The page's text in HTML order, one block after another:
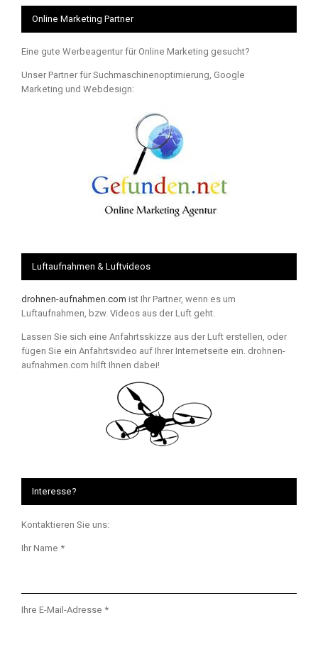
Online Marketing Partner
Eine gute Werbeagentur für Online Marketing gesucht?
Unser Partner für Suchmaschinenoptimierung, Google
Marketing und Webdesign:
Luftaufnahmen & Luftvideos
drohnen-aufnahmen.com ist Ihr Partner, wenn es um
Luftaufnahmen, bzw. Videos aus der Luft geht.
Lassen Sie sich eine Anfahrtsskizze aus der Luft erstellen, oder
fügen Sie ein Anfahrtsvideo auf Ihrer Internetseite ein. drohnen-
aufnahmen.com hilft Ihnen dabei!
Interesse?
Kontaktieren Sie uns:
Ihr Name *
Ihre E-Mail-Adresse *